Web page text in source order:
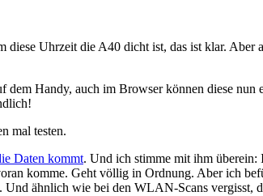
diese Uhrzeit die A40 dicht ist, das ist klar.
Handy, auch im Browser können diese
mal testen.
Daten kommt. Und ich stimme mit ihm überein:
komme. Geht völlig in Ordnung. Aber ich
ähnlich wie bei den WLAN-Scans vergisst,